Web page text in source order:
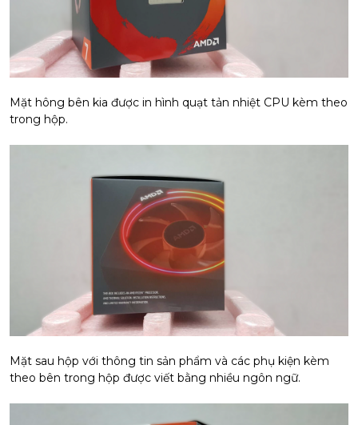
Mặt hông bên kia được in hình quạt tản nhiệt CPU kèm theo
trong hộp.
Mặt sau hộp với thông tin sản phẩm và các phụ kiện kèm
theo bên trong hộp được viết bằng nhiều ngôn ngữ.